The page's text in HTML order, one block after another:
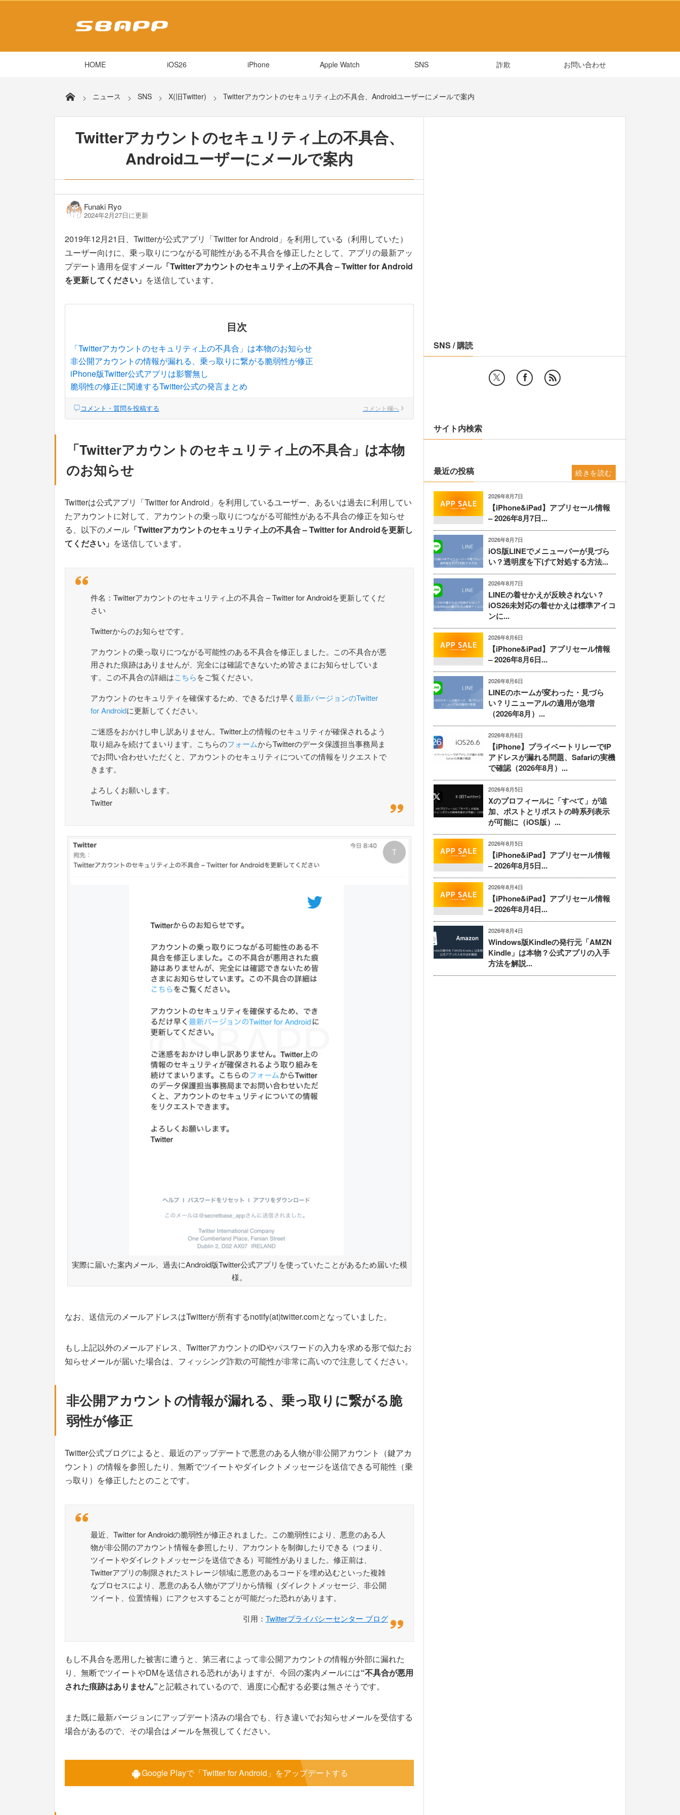
HOME iOS26 iPhone Apple Watch SNS 詐欺 お問い合わせ
ニュース SNS X(旧Twitter) Twitterアカウントのセキュリティ上の不具合、Androidユーザーにメールで案内
Twitterアカウントのセキュリティ上の不具合、
Androidユーザーにメールで案内
Funaki Ryo
2024年2月27日に更新
2019年12月21日、Twitterが公式アプリ「Twitter for Android」を利用している（利用していた）
ユーザー向けに、乗っ取りにつながる可能性がある不具合を修正したとして、アプリの最新アッ
プデート適用を促すメール 「Twitterアカウントのセキュリティ上の不具合 – Twitter for Android
を更新してください」 を送信しています。
目次
「Twitterアカウントのセキュリティ上の不具合」は本物のお知らせ
非公開アカウントの情報が漏れる、乗っ取りに繋がる脆弱性が修正
iPhone版Twitter公式アプリは影響無し
脆弱性の修正に関連するTwitter公式の発言まとめ
コメント・質問を投稿する コメント欄へ
「Twitterアカウントのセキュリティ上の不具合」は本物
のお知らせ
Twitterは公式アプリ「Twitter for Android」を利用しているユーザー、あるいは過去に利用してい
たアカウントに対して、アカウントの乗っ取りにつながる可能性がある不具合の修正を知らせ
る、以下のメール 「Twitterアカウントのセキュリティ上の不具合 – Twitter for Androidを更新し
てください」 を送信しています。
件名：Twitterアカウントのセキュリティ上の不具合 – Twitter for Androidを更新してくだ
さい
Twitterからのお知らせです。
アカウントの乗っ取りにつながる可能性のある不具合を修正しました。この不具合が悪
用された痕跡はありませんが、完全には確認できないため皆さまにお知らせしていま
す。この不具合の詳細はこちらをご覧ください。
アカウントのセキュリティを確保するため、できるだけ早く 最新バージョンのTwitter
for Androidに更新してください。
ご迷惑をおかけし申し訳ありません。Twitter上の情報のセキュリティが確保されるよう
取り組みを続けてまいります。こちらのフォームからTwitterのデータ保護担当事務局ま
でお問い合わせいただくと、アカウントのセキュリティについての情報をリクエストで
きます。
よろしくお願いします。
Twitter
実際に届いた案内メール。過去にAndroid版Twitter公式アプリを使っていたことがあるため届いた模
様。
なお、送信元のメールアドレスはTwitterが所有するnotify(at)twitter.comとなっていました。
もし上記以外のメールアドレス、TwitterアカウントのIDやパスワードの入力を求める形で似たお
知らせメールが届いた場合は、フィッシング詐欺の可能性が非常に高いので注意してください。
非公開アカウントの情報が漏れる、乗っ取りに繋がる脆
弱性が修正
Twitter公式ブログによると、最近のアップデートで悪意のある人物が非公開アカウント（鍵アカ
ウント）の情報を参照したり、無断でツイートやダイレクトメッセージを送信できる可能性（乗
っ取り）を修正したとのことです。
最近、Twitter for Androidの脆弱性が修正されました。この脆弱性により、悪意のある人
物が非公開のアカウント情報を参照したり、アカウントを制御したりできる（つまり、
ツイートやダイレクトメッセージを送信できる）可能性がありました。修正前は、
Twitterアプリの制限されたストレージ領域に悪意のあるコードを埋め込むといった複雑
なプロセスにより、悪意のある人物がアプリから情報（ダイレクトメッセージ、非公開
ツイート、位置情報）にアクセスすることが可能だった恐れがあります。
引用： Twitterプライバシーセンター ブログ
もし不具合を悪用した被害に遭うと、第三者によって非公開アカウントの情報が外部に漏れた
り、無断でツイートやDMを送信される恐れがありますが、今回の案内メールには“不具合が悪用
された痕跡はありません”と記載されているので、過度に心配する必要は無さそうです。
また既に最新バージョンにアップデート済みの場合でも、行き違いでお知らせメールを受信する
場合があるので、その場合はメールを無視してください。
Google Playで「Twitter for Android」をアップデートする
SNS / 購読
サイト内検索
最近の投稿
2026年8月7日
【iPhone&iPad】アプリセール情報
– 2026年8月7日...
2026年8月7日
iOS版LINEでメニューバーが見づら
い？透明度を下げて対処する方法...
2026年8月7日
LINEの着せかえが反映されない？
iOS26未対応の着せかえは標準アイコ
ンに...
2026年8月6日
【iPhone&iPad】アプリセール情報
– 2026年8月6日...
2026年8月6日
LINEのホームが変わった・見づら
い？リニューアルの適用が急増
（2026年8月）...
2026年8月6日
【iPhone】プライベートリレーでIP
アドレスが漏れる問題、Safariの実機
で確認（2026年8月）...
2026年8月5日
Xのプロフィールに「すべて」が追
加、ポストとリポストの時系列表示
が可能に（iOS版）...
2026年8月5日
【iPhone&iPad】アプリセール情報
– 2026年8月5日...
2026年8月4日
【iPhone&iPad】アプリセール情報
– 2026年8月4日...
2026年8月4日
Windows版Kindleの発行元「AMZN
Kindle」は本物？公式アプリの入手
方法を解説...
続きを読む